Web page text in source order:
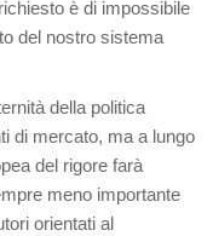
è di impossibile
del nostro sistema
della politica
di mercato, ma a lungo
del rigore farà
meno importante
orientati al